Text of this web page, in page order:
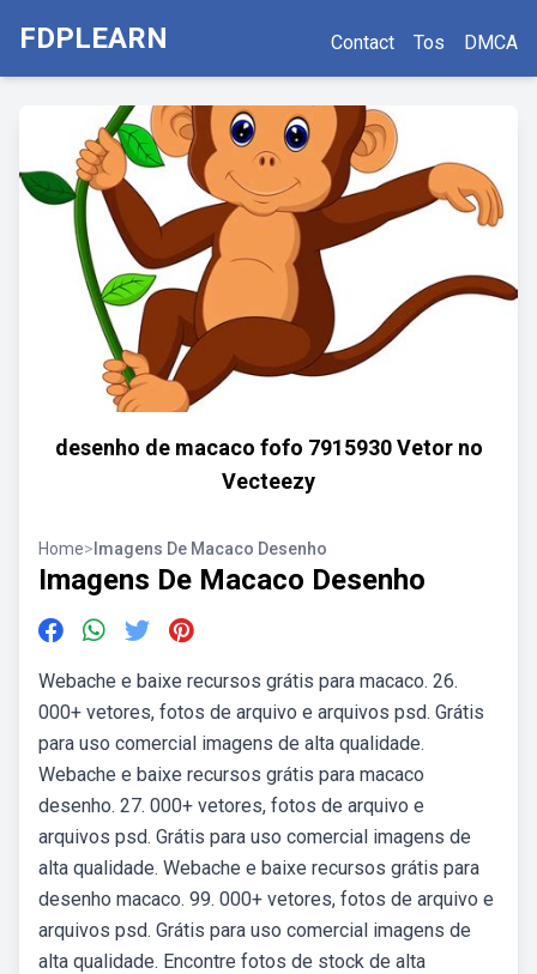
FDPLEARN Contact Tos DMCA
desenho de macaco fofo 7915930 Vetor no
Vecteezy
Home> Imagens De Macaco Desenho
Imagens De Macaco Desenho
Webache e baixe recursos grátis para macaco. 26.
000+ vetores, fotos de arquivo e arquivos psd. Grátis
para uso comercial imagens de alta qualidade.
Webache e baixe recursos grátis para macaco
desenho. 27. 000+ vetores, fotos de arquivo e
arquivos psd. Grátis para uso comercial imagens de
alta qualidade. Webache e baixe recursos grátis para
desenho macaco. 99. 000+ vetores, fotos de arquivo e
arquivos psd. Grátis para uso comercial imagens de
alta qualidade. Encontre fotos de stock de alta